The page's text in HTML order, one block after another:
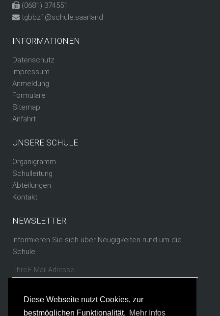
Diese Webseite nutzt Cookies, zur
bestmöglichen Funktionalität. Mehr Infos
(0681) 374551
tgbbz1@schule.saarland
INFORMATIONEN
Datenschutz
Impressum
Anmeldung
Formulare
Sitemap
Anfahrt
UNSERE SCHULE
Organigramm
Schulleitung
Abteilungen
Kontakt
NEWSLETTER
Informieren Sie sich über Neugigkeiten rund um die
Schule.